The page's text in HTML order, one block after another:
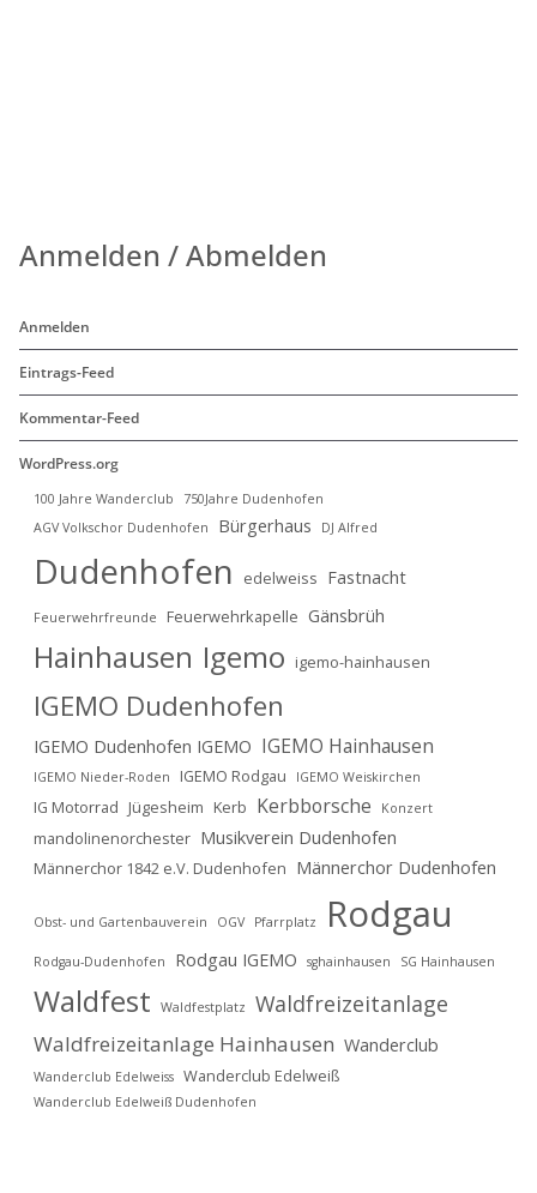
Anmelden / Abmelden
Anmelden
Eintrags-Feed
Kommentar-Feed
WordPress.org
100 Jahre Wanderclub
750Jahre Dudenhofen
AGV Volkschor Dudenhofen
Bürgerhaus DJ Alfred
Dudenhofen edelweiss Fastnacht
Feuerwehrfreunde Feuerwehrkapelle Gänsbrüh
Hainhausen Igemo igemo-hainhausen
IGEMO Dudenhofen
IGEMO Dudenhofen IGEMO IGEMO Hainhausen
IGEMO Nieder-Roden IGEMO Rodgau IGEMO Weiskirchen
IG Motorrad Jügesheim Kerb Kerbborsche Konzert
mandolinenorchester Musikverein Dudenhofen
Männerchor 1842 e.V. Dudenhofen Männerchor Dudenhofen
Obst- und Gartenbauverein OGV Pfarrplatz Rodgau
Rodgau-Dudenhofen Rodgau IGEMO sghainhausen SG Hainhausen
Waldfest Waldfestplatz Waldfreizeitanlage
Waldfreizeitanlage Hainhausen Wanderclub
Wanderclub Edelweiss Wanderclub Edelweiß
Wanderclub Edelweiß Dudenhofen